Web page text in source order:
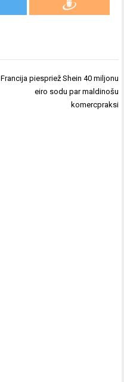
Francija piespriež Shein 40 miljonu
eiro sodu par maldinošu
komercpraksi